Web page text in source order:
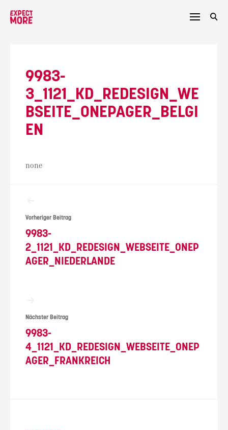
9983-
3_1121_KD_REDESIGN_WE
BSEITE_ONEPAGER_BELGI
EN
none
Vorheriger Beitrag
9983-
2_1121_KD_REDESIGN_WEBSEITE_ONEP
AGER_NIEDERLANDE
Nächster Beitrag
9983-
4_1121_KD_REDESIGN_WEBSEITE_ONEP
AGER_FRANKREICH